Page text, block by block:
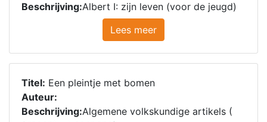
Beschrijving:Albert I: zijn leven (voor de jeugd)
Lees meer
Titel: Een pleintje met bomen
Auteur:
Beschrijving:Algemene volkskundige artikels (